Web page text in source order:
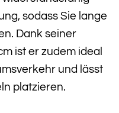
sodass Sie lange
Dank seiner
ist er zudem ideal
und lässt
platzieren.